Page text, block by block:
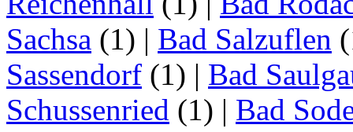
Sachsa (1) | Bad Salzuflen
Sassendorf (1) | Bad
Schussenried (1) | Bad